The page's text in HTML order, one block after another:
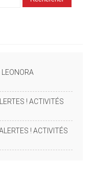
! ACTIVITÉS
! ACTIVITÉS